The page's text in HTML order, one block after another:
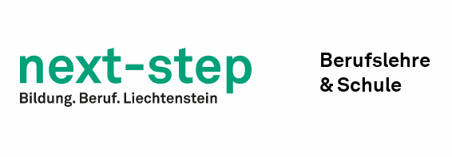
Laufbahn & Weiterbildung
Beratung & Unterstützung
Berufslehre
& Schule